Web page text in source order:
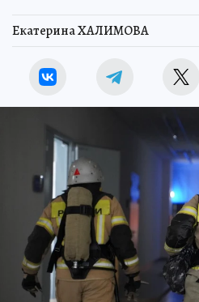
Екатерина ХАЛИМОВА